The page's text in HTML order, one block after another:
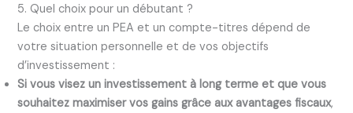
5. Quel choix pour un débutant ?
Le choix entre un PEA et un compte-titres dépend de
votre situation personnelle et de vos objectifs
d’investissement :
Si vous visez un investissement à long terme et que vous
souhaitez maximiser vos gains grâce aux avantages fiscaux,